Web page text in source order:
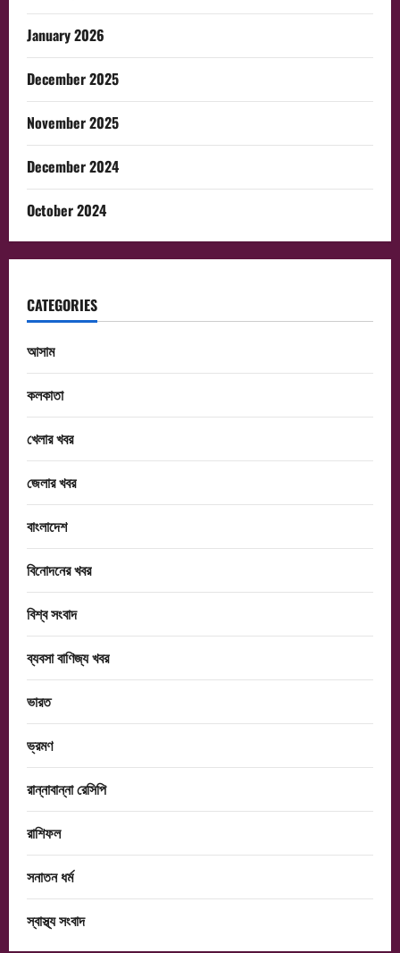
January 2026
December 2025
November 2025
December 2024
October 2024
CATEGORIES
আসাম
কলকাতা
খেলার খবর
জেলার খবর
বাংলাদেশ
বিনোদনের খবর
বিশ্ব সংবাদ
ব্যবসা বাণিজ্য খবর
ভারত
ভ্রমণ
রান্নাবান্না রেসিপি
রাশিফল
সনাতন ধর্ম
স্বাস্থ্য সংবাদ